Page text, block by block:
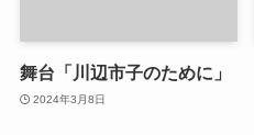
舞台「川辺市子のために」
2024年3月8日